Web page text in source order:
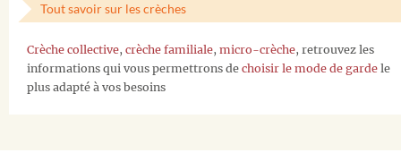
Tout savoir sur les crèches
Crèche collective, crèche familiale, micro-crèche, retrouvez les
informations qui vous permettrons de choisir le mode de garde le
plus adapté à vos besoins